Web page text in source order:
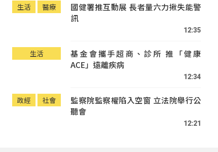
生活 醫療
國健署推互動展 長者量六力揪失能警
訊
12:35
生活
基金會攜手超商、診所 推「健康
ACE」遠離疾病
12:34
政經 社會
監察院監察權陷入空窗 立法院舉行公
聽會
12:21